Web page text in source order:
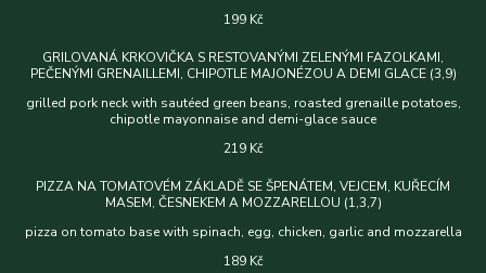
199 Kč
GRILOVANÁ KRKOVIČKA S RESTOVANÝMI ZELENÝMI FAZOLKAMI,
PEČENÝMI GRENAILLEMI, CHIPOTLE MAJONÉZOU A DEMI GLACE (3,9)
grilled pork neck with sautéed green beans, roasted grenaille potatoes,
chipotle mayonnaise and demi-glace sauce
219 Kč
PIZZA NA TOMATOVÉM ZÁKLADĚ SE ŠPENÁTEM, VEJCEM, KUŘECÍM
MASEM, ČESNEKEM A MOZZARELLOU (1,3,7)
pizza on tomato base with spinach, egg, chicken, garlic and mozzarella
189 Kč